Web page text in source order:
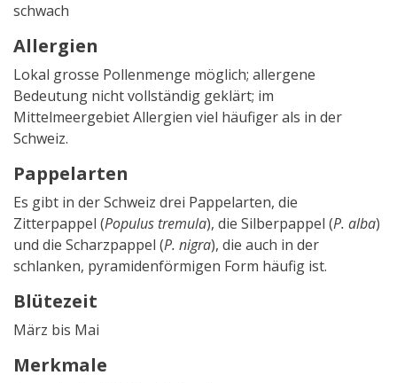
schwach
Allergien
Lokal grosse Pollenmenge möglich; allergene
Bedeutung nicht vollständig geklärt; im
Mittelmeergebiet Allergien viel häufiger als in der
Schweiz.
Pappelarten
Es gibt in der Schweiz drei Pappelarten, die
Zitterpappel (Populus tremula), die Silberpappel (P. alba)
und die Scharzpappel (P. nigra), die auch in der
schlanken, pyramidenförmigen Form häufig ist.
Blütezeit
März bis Mai
Merkmale